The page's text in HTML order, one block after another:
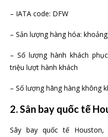
– IATA code: DFW
– Sản lượng hàng hóa:
– Số lượng hành khách
triệu lượt hành khách
– Số lượng hãng hàng không
2. Sân bay quốc tế
Sây bay quốc tế